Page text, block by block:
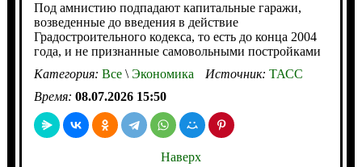
Под амнистию подпадают капитальные гаражи,
возведенные до введения в действие
Градостроительного кодекса, то есть до конца 2004
года, и не признанные самовольными постройками
Категория: Все\Экономика Источник: ТАСС
Время: 08.07.2026 15:50
Наверх